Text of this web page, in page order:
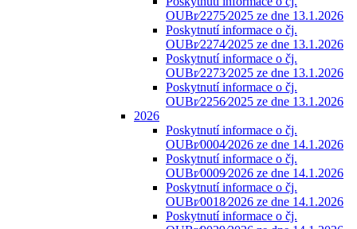
OUBr⁄2275⁄2025 ze dne 13.1.2026
Poskytnutí informace o čj.
OUBr⁄2274⁄2025 ze dne 13.1.2026
Poskytnutí informace o čj.
OUBr⁄2273⁄2025 ze dne 13.1.2026
Poskytnutí informace o čj.
OUBr⁄2256⁄2025 ze dne 13.1.2026
2026
Poskytnutí informace o čj.
OUBr⁄0004⁄2026 ze dne 14.1.2026
Poskytnutí informace o čj.
OUBr⁄0009⁄2026 ze dne 14.1.2026
Poskytnutí informace o čj.
OUBr⁄0018⁄2026 ze dne 14.1.2026
Poskytnutí informace o čj.